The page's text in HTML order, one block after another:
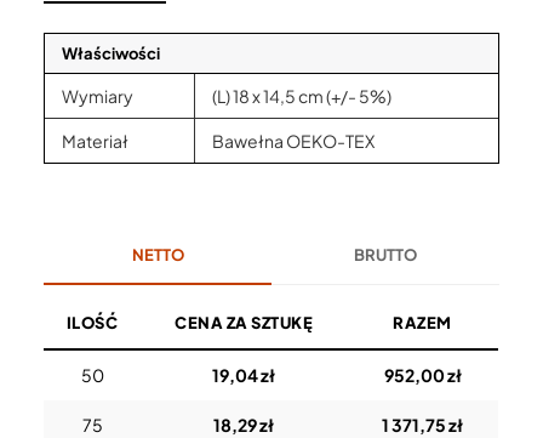
Właściwości
Wymiary (L) 18 x 14,5 cm (+/- 5%)
Materiał Bawełna OEKO-TEX
NETTO BRUTTO
ILOŚĆ CENA ZA SZTUKĘ RAZEM
50 19,04 zł 952,00 zł
75 18,29 zł 1 371,75 zł